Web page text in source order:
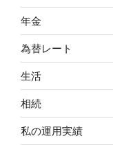
年金
為替レート
生活
相続
私の運用実績